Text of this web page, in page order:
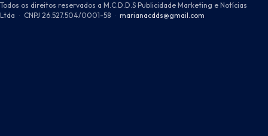
Todos os direitos reservados a M.C.D.D.S Publicidade Marketing e Notícias
Ltda · CNPJ 26.527.504/0001-58 · marianacdds@gmail.com